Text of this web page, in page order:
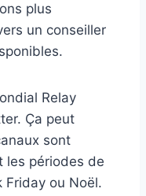
plus
un conseiller
Relay
Ça peut
sont
les périodes de
ou Noël.